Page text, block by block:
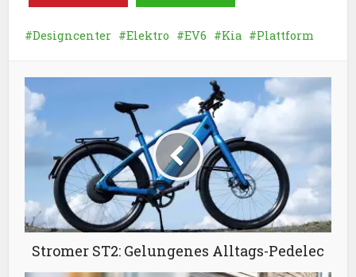
Designcenter Elektro EV6 Kia Plattform
Stromer ST2: Gelungenes Alltags-Pedelec